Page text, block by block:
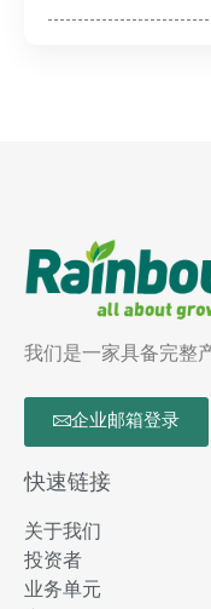
我们是一家具备完整
企业邮箱登录
快速链接
关于我们
投资者
业务单元